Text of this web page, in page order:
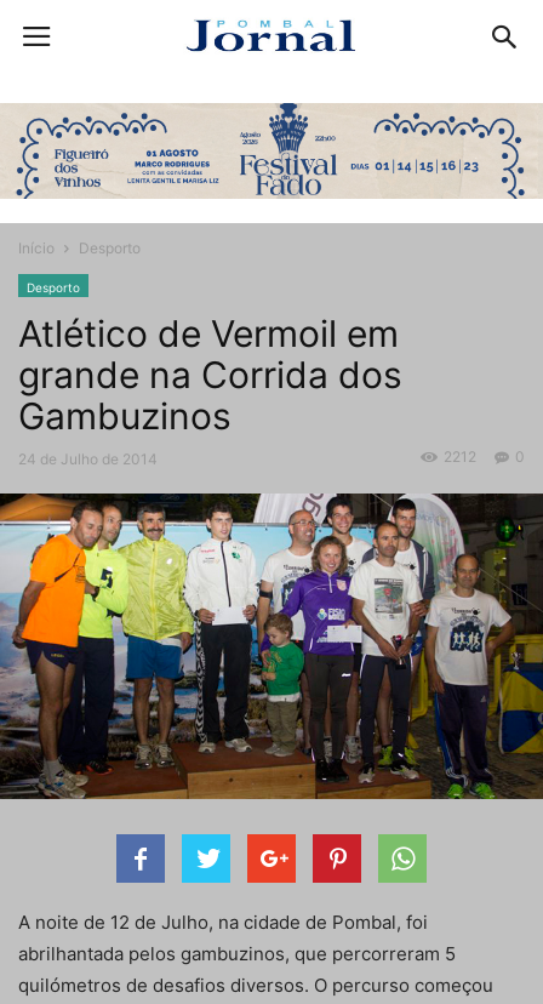
Início Desporto
Desporto
Atlético de Vermoil em
grande na Corrida dos
Gambuzinos
24 de Julho de 2014 0
2212
A noite de 12 de Julho, na cidade de Pombal, foi
abrilhantada pelos gambuzinos, que percorreram 5
quilómetros de desafios diversos. O percurso começou